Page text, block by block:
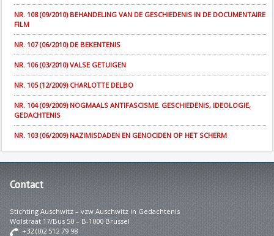
NR. 108 (09/2010) BEHANDELING VAN DE GESCHIEDENIS IN DE DOCUMENTAIRE
FILM
NR. 107 (06/2010) DE BEKENTENIS
NR. 106 (03/2010) VALSE GETUIGEN
NR. 105 (12/2009) CHARLOTTE DELBO
NR. 104 (09/2009) NOGMAALS ANTIFASCISME. GESCHIEDENIS, IDEOLOGIE,
GEDACHTENIS
NR. 103 (06/2009) NAZIMISDADEN EN GENOCIDEN OP HET SCHERM
Contact
Stichting Auschwitz – vzw Auschwitz in Gedachtenis
Wolstraat 17/Bus 50 – B-1000 Brussel
+32 (0)2 512 79 98